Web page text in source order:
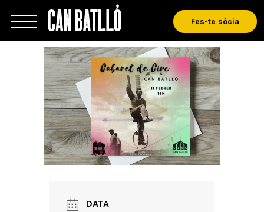
Fes-te sòcia
DATA